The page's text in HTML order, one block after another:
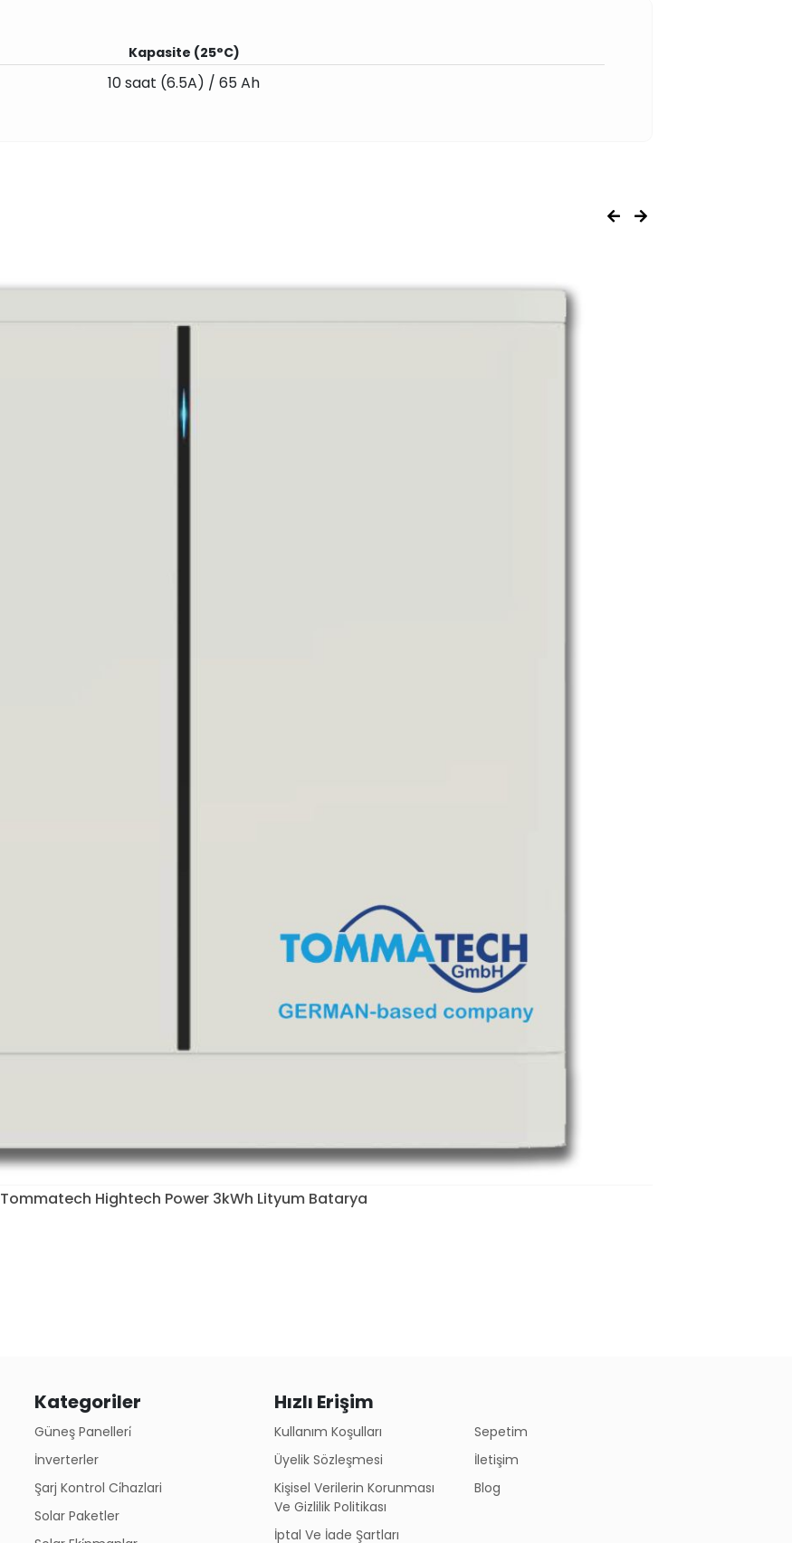
Kapasite (25°C)
10 saat (6.5A) / 65 Ah
Tommatech Hightech Power 3kWh Lityum Batarya
Kategoriler
Güneş Panelleri̇
İnverterler
Şarj Kontrol Ci̇hazlari
Solar Paketler
Hızlı Erişim
Kullanım Koşulları
Üyelik Sözleşmesi
Kişisel Verilerin Korunması
Ve Gizlilik Politikası
İptal Ve İade Şartları
Sepetim
İletişim
Blog